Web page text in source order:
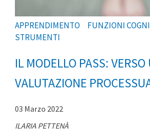
APPRENDIMENTO
FUNZIONI
STRUMENTI
IL MODELLO PASS:
VALUTAZIONE
03 Marzo 2022
ILARIA PETTENÀ